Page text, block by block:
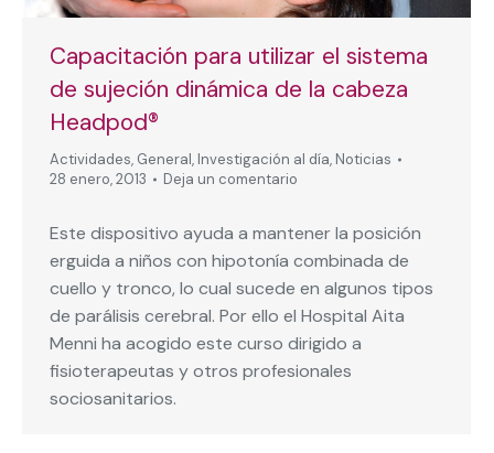
Capacitación para utilizar el sistema
de sujeción dinámica de la cabeza
Headpod®
Actividades, General, Investigación al día, Noticias
28 enero, 2013
Deja un comentario
Este dispositivo ayuda a mantener la posición
erguida a niños con hipotonía combinada de
cuello y tronco, lo cual sucede en algunos tipos
de parálisis cerebral. Por ello el Hospital Aita
Menni ha acogido este curso dirigido a
fisioterapeutas y otros profesionales
sociosanitarios.